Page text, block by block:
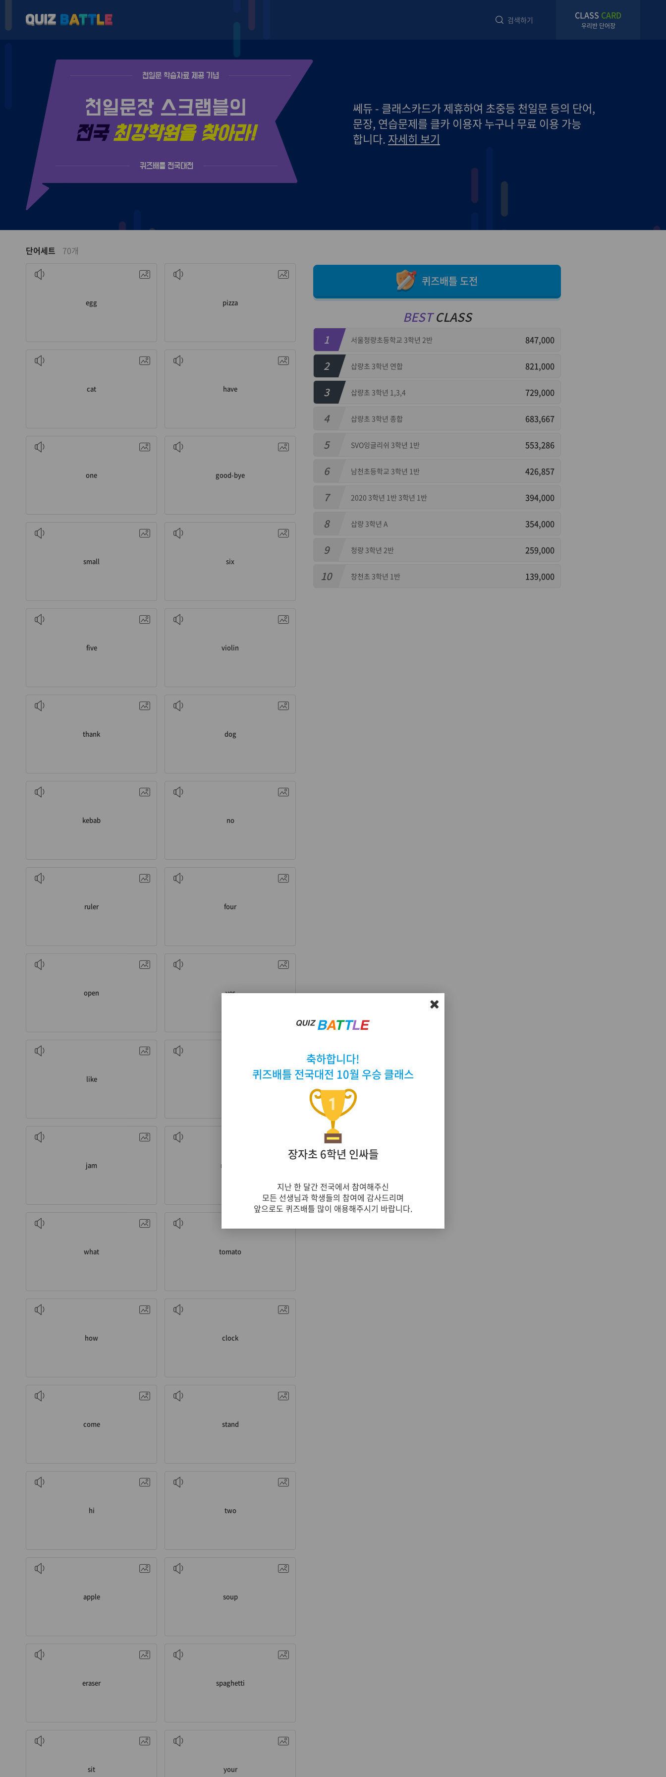
CLASS CARD
우리반 단어장
검색하기
천일문 학습자료 제공 기념
천일문장 스크램블의
전국최강학원을 찾아라!
퀴즈배틀 전국대전
쎄듀 - 클래스카드가 제휴하여 초중등 천일문 등의 단어,
문장, 연습문제를 클카 이용자 누구나 무료 이용 가능
합니다. 자세히 보기
단어세트 70개
egg pizza
cat have
one good-bye
small six
five violin
thank dog
kebab no
ruler four
open yes
like
jam melon
what tomato
how clock
come stand
hi two
apple soup
eraser spaghetti
sit your
퀴즈배틀 도전
BESTCLASS
1 서울청량초등학교 3학년 2반 847,000
2 삽량초 3학년 연합 821,000
3 삽량초 3학년 1,3,4 729,000
4 삽량초 3학년 종합 683,667
5 SVO잉글리쉬 3학년 1반 553,286
6 남천초등학교 3학년 1반 426,857
7 2020 3학년 1반 3학년 1반 394,000
8 삽량 3학년 A 354,000
9 청량 3학년 2반 259,000
10 창천초 3학년 1반 139,000
축하합니다!
퀴즈배틀 전국대전 10월 우승 클래스
장자초 6학년 인싸들
지난 한 달간 전국에서 참여해주신
모든 선생님과 학생들의 참여에 감사드리며
앞으로도 퀴즈배틀 많이 애용해주시기 바랍니다.